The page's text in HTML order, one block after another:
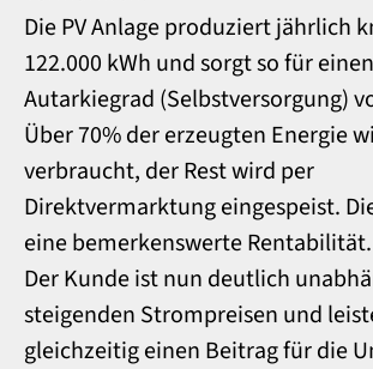
Die PV Anlage produziert jährlich
122.000 kWh und sorgt so für einen
Autarkiegrad (Selbstversorgung)
Über 70% der erzeugten Energie
verbraucht, der Rest wird per
Direktvermarktung eingespeist.
eine bemerkenswerte Rentabilität.
Der Kunde ist nun deutlich
steigenden Strompreisen und
gleichzeitig einen Beitrag für die